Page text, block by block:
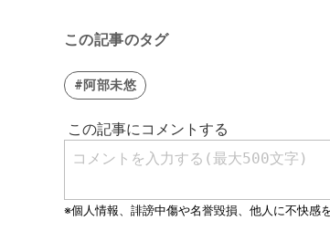
この記事のタグ
#阿部未悠